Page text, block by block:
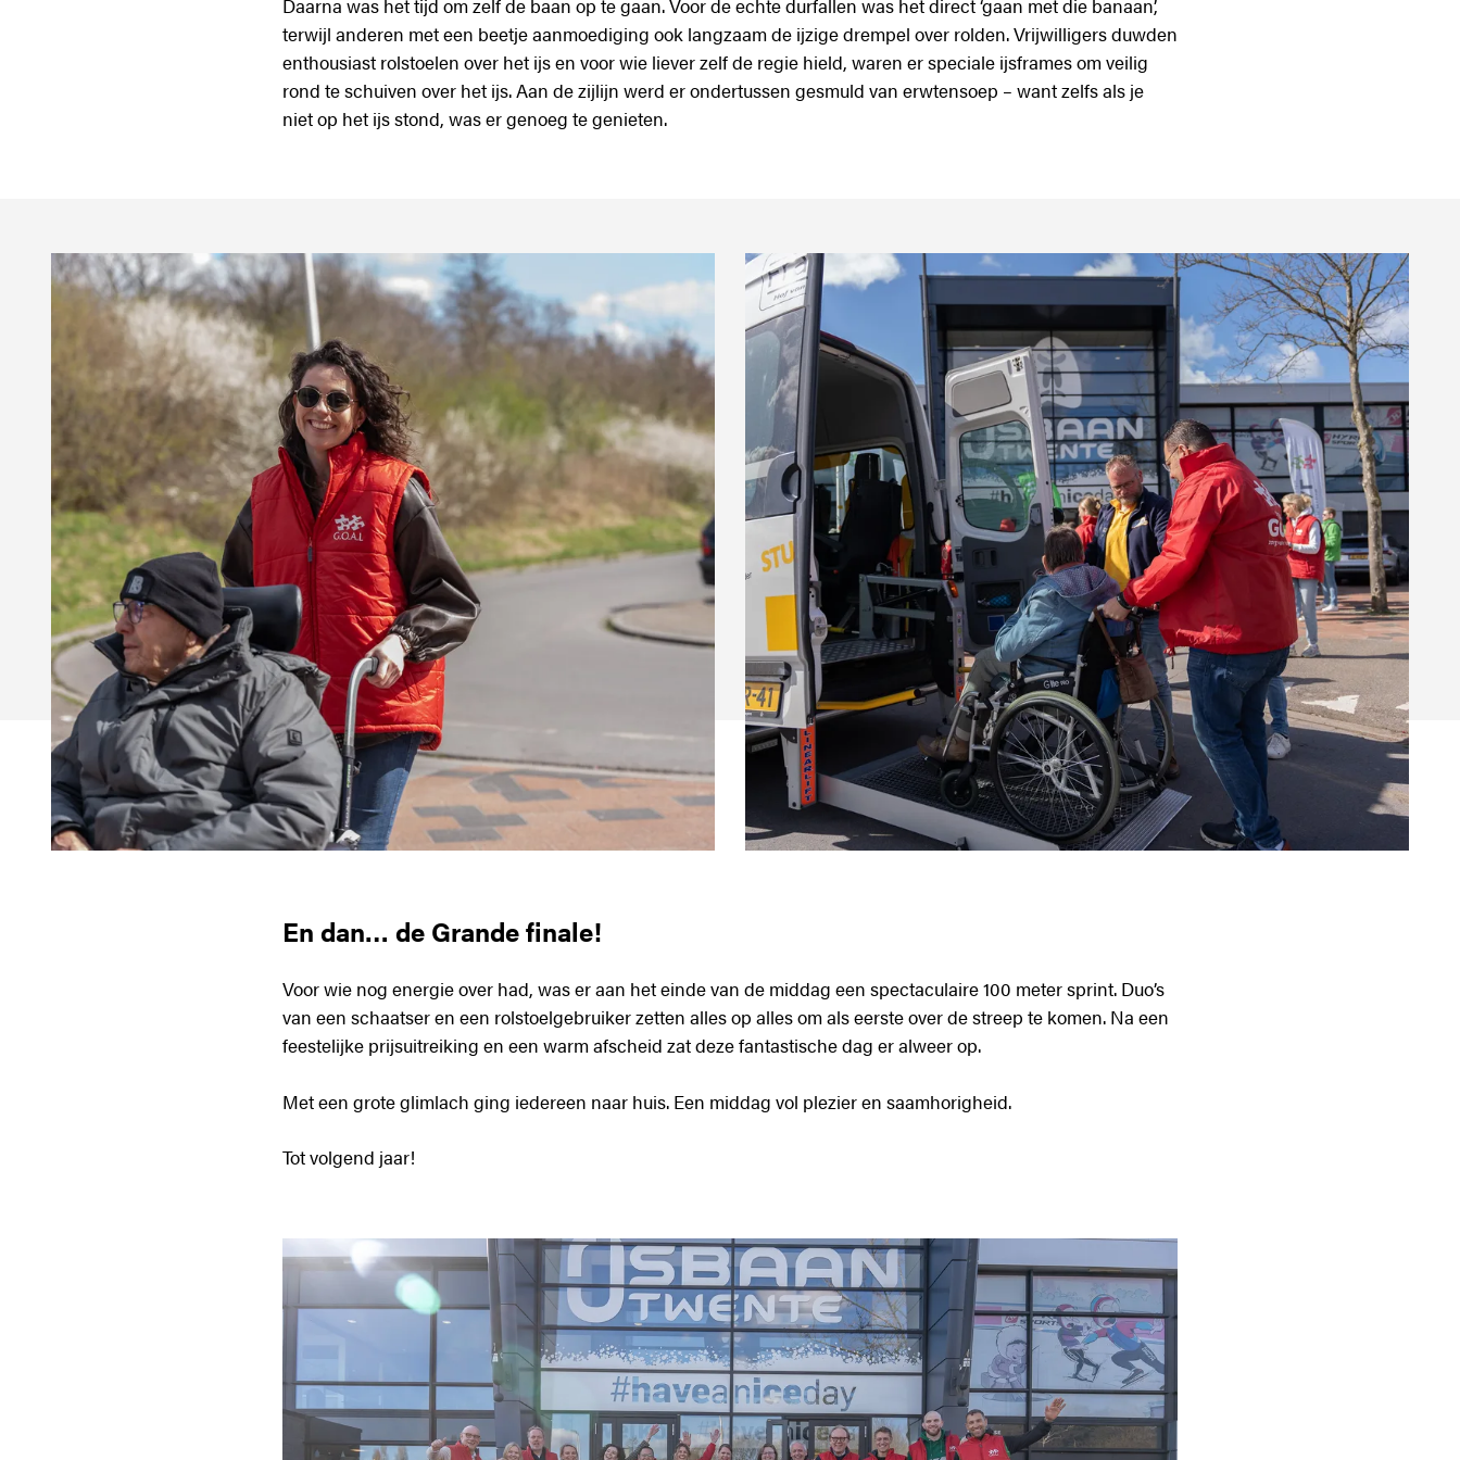
terwijl anderen met een beetje aanmoediging ook langzaam de ijzige drempel over rolden. Vrijwilligers duwden
enthousiast rolstoelen over het ijs en voor wie liever zelf de regie hield, waren er speciale ijsframes om veilig
rond te schuiven over het ijs. Aan de zijlijn werd er ondertussen gesmuld van erwtensoep – want zelfs als je
niet op het ijs stond, was er genoeg te genieten.
En dan… de Grande finale!
Voor wie nog energie over had, was er aan het einde van de middag een spectaculaire 100 meter sprint. Duo’s
van een schaatser en een rolstoelgebruiker zetten alles op alles om als eerste over de streep te komen. Na een
feestelijke prijsuitreiking en een warm afscheid zat deze fantastische dag er alweer op.
Met een grote glimlach ging iedereen naar huis. Een middag vol plezier en saamhorigheid.
Tot volgend jaar!